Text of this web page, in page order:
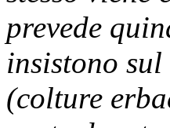
prevede
insistono
(colture